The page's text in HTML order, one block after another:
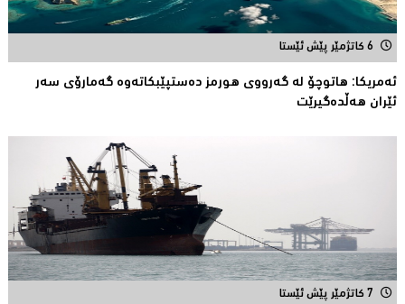
6 کاتژمێر پێش ئێستا
ئەمریكا: هاتوچۆ لە گەرووی هورمز دەستپێبكاتەوە گەمارۆی سەر
ئێران هەڵدەگیرێت
7 کاتژمێر پێش ئێستا